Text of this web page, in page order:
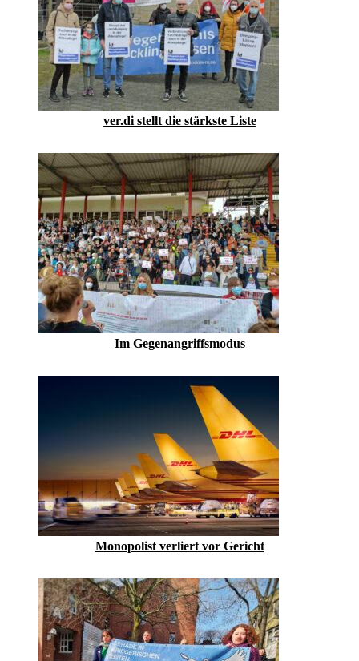
ver.di stellt die stärkste Liste
Im Gegenangriffsmodus
Monopolist verliert vor Gericht